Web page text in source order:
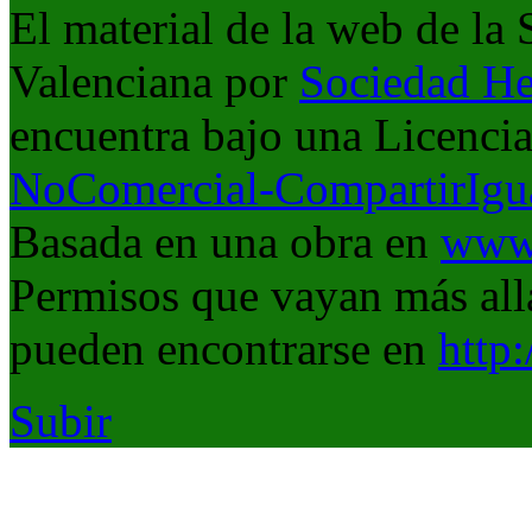
El material de la web de la
Valenciana por Sociedad
encuentra bajo una
NoComercial-
Basada en una obra en
Permisos que vayan más
pueden encontrarse en
Subir